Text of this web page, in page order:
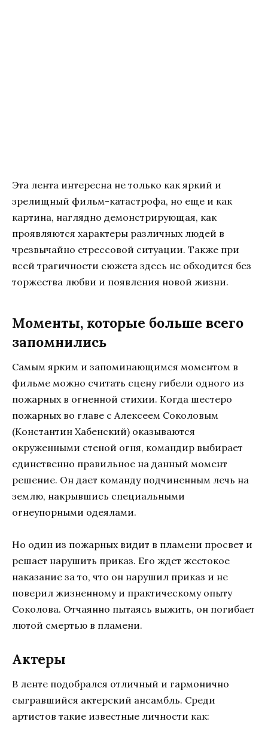
Эта лента интересна не только как яркий и
зрелищный фильм-катастрофа, но еще и как
картина, наглядно демонстрирующая, как
проявляются характеры различных людей в
чрезвычайно стрессовой ситуации. Также при
всей трагичности сюжета здесь не обходится без
торжества любви и появления новой жизни.
Моменты, которые больше всего
запомнились
Самым ярким и запоминающимся моментом в
фильме можно считать сцену гибели одного из
пожарных в огненной стихии. Когда шестеро
пожарных во главе с Алексеем Соколовым
(Константин Хабенский) оказываются
окруженными стеной огня, командир выбирает
единственно правильное на данный момент
решение. Он дает команду подчиненным лечь на
землю, накрывшись специальными
огнеупорными одеялами.
Но один из пожарных видит в пламени просвет и
решает нарушить приказ. Его ждет жестокое
наказание за то, что он нарушил приказ и не
поверил жизненному и практическому опыту
Соколова. Отчаянно пытаясь выжить, он погибает
лютой смертью в пламени.
Актеры
В ленте подобрался отличный и гармонично
сыгравшийся актерский ансамбль. Среди
артистов такие известные личности как: